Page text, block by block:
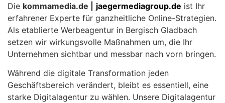
Die kommamedia.de | jaegermediagroup.de ist Ihr
erfahrener Experte für ganzheitliche Online-Strategien.
Als etablierte Werbeagentur in Bergisch Gladbach
setzen wir wirkungsvolle Maßnahmen um, die Ihr
Unternehmen sichtbar und messbar nach vorn bringen.
Während die digitale Transformation jeden
Geschäftsbereich verändert, bleibt es essentiell, eine
starke Digitalagentur zu wählen. Unsere Digitalagentur